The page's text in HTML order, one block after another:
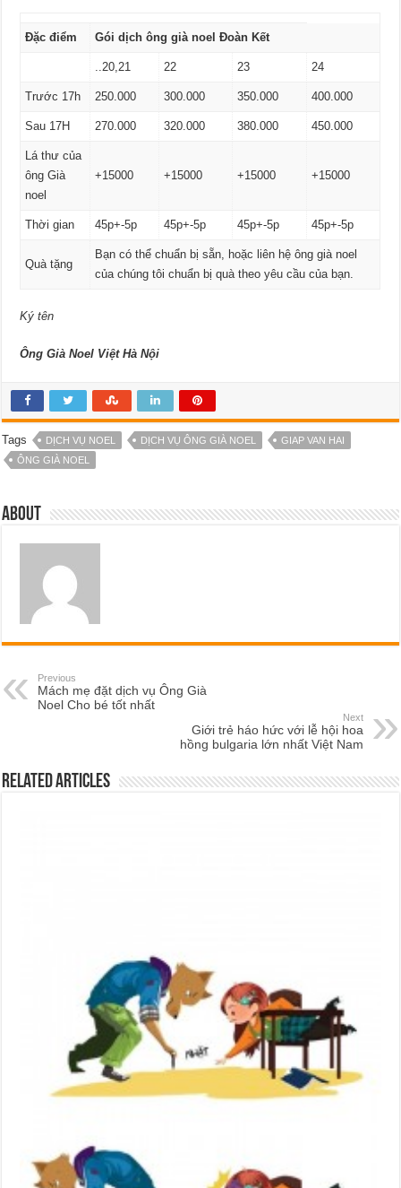
Đặc điểm Gói dịch ông già noel Đoàn Kết
..20,21 22 23 24
Trước 17h 250.000 300.000 350.000 400.000
Sau 17H 270.000 320.000 380.000 450.000
Lá thư của
ông Già
noel
+15000 +15000 +15000 +15000
Thời gian 45p+-5p 45p+-5p 45p+-5p 45p+-5p
Quà tặng
Bạn có thể chuẩn bị sẵn, hoặc liên hệ ông già noel
của chúng tôi chuẩn bị quà theo yêu cầu của bạn.
Ký tên
Ông Già Noel Việt Hà Nội
Tags DỊCH VỤ NOEL DỊCH VỤ ÔNG GIÀ NOEL
GIAP VAN HAI
ÔNG GIÀ NOEL
About
Previous
Mách mẹ đặt dịch vụ Ông Già
Noel Cho bé tốt nhất
Next
Giới trẻ háo hức với lễ hội hoa
hồng bulgaria lớn nhất Việt Nam
Related Articles